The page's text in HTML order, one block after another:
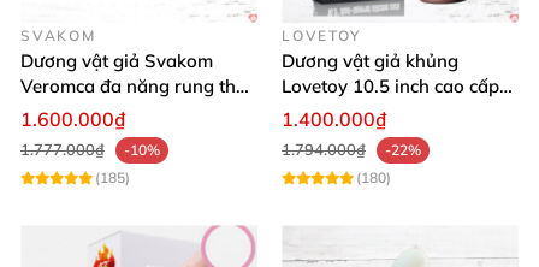
SVAKOM
Dương vật giả Svakom
Veromca đa năng rung thụt
toả nhiệt hút mạnh
1.600.000₫
1.777.000₫
-10%
(185)
LOVETOY
Dương vật giả khủng
Lovetoy 10.5 inch cao cấp
cảm giác thật
1.400.000₫
1.794.000₫
-22%
(180)